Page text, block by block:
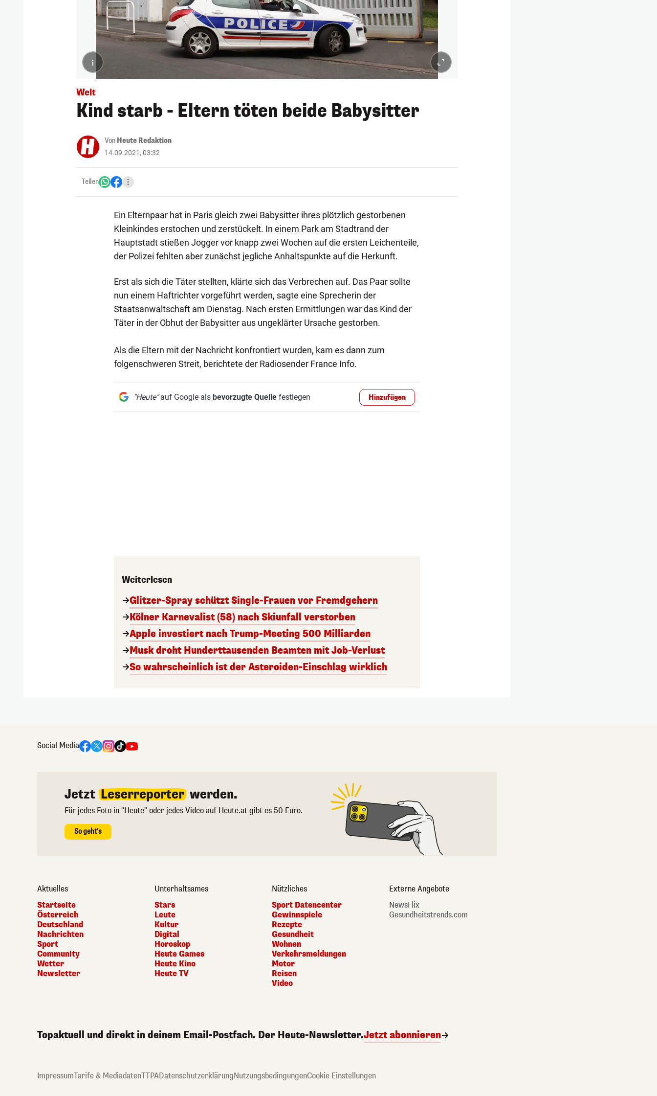
i
Welt
Kind starb - Eltern töten beide Babysitter
Von Heute Redaktion
14.09.2021, 03:32
Teilen
Ein Elternpaar hat in Paris gleich zwei Babysitter ihres plötzlich gestorbenen
Kleinkindes erstochen und zerstückelt. In einem Park am Stadtrand der
Hauptstadt stießen Jogger vor knapp zwei Wochen auf die ersten Leichenteile,
der Polizei fehlten aber zunächst jegliche Anhaltspunkte auf die Herkunft.
Erst als sich die Täter stellten, klärte sich das Verbrechen auf. Das Paar sollte
nun einem Haftrichter vorgeführt werden, sagte eine Sprecherin der
Staatsanwaltschaft am Dienstag. Nach ersten Ermittlungen war das Kind der
Täter in der Obhut der Babysitter aus ungeklärter Ursache gestorben.
Als die Eltern mit der Nachricht konfrontiert wurden, kam es dann zum
folgenschweren Streit, berichtete der Radiosender France Info.
"Heute"auf Google als bevorzugte Quellefestlegen Hinzufügen
Weiterlesen
Glitzer-Spray schützt Single-Frauen vor Fremdgehern
Kölner Karnevalist (58) nach Skiunfall verstorben
Apple investiert nach Trump-Meeting 500 Milliarden
Musk droht Hunderttausenden Beamten mit Job-Verlust
So wahrscheinlich ist der Asteroiden-Einschlag wirklich
Social Media
Jetzt Leserreporter werden.
Für jedes Foto in "Heute" oder jedes Video auf Heute.at gibt es 50 Euro.
So geht's
Aktuelles
Startseite
Österreich
Deutschland
Nachrichten
Sport
Community
Wetter
Newsletter
Unterhaltsames
Stars
Leute
Kultur
Digital
Horoskop
Heute Games
Heute Kino
Heute TV
Nützliches
Sport Datencenter
Gewinnspiele
Rezepte
Gesundheit
Wohnen
Verkehrsmeldungen
Motor
Reisen
Video
Externe Angebote
NewsFlix
Gesundheitstrends.com
Topaktuell und direkt in deinem Email-Postfach. Der Heute-Newsletter.Jetzt abonnieren
ImpressumTarife & MediadatenTTPADatenschutzerklärungNutzungsbedingungenCookie Einstellungen